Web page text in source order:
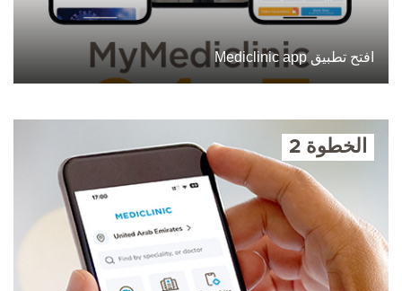
افتح تطبيق Mediclinic app
الخطوة 2